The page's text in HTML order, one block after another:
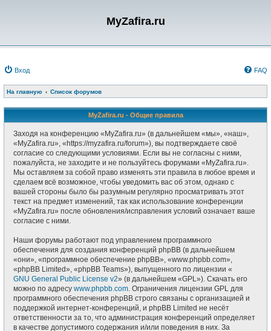
MyZafira.ru
Вход FAQ
На главную Список форумов
MyZafira.ru - Общие правила
Заходя на конференцию «MyZafira.ru» (в дальнейшем «мы», «наш»,
«MyZafira.ru», «https://myzafira.ru/forum»), вы подтверждаете своё
согласие со следующими условиями. Если вы не согласны с ними,
пожалуйста, не заходите и не пользуйтесь форумами «MyZafira.ru».
Мы оставляем за собой право изменять эти правила в любое время и
сделаем всё возможное, чтобы уведомить вас об этом, однако с
вашей стороны было бы разумным регулярно просматривать этот
текст на предмет изменений, так как использование конференции
«MyZafira.ru» после обновления/исправления условий означает ваше
согласие с ними.
Наши форумы работают под управлением программного
обеспечения для создания конференций phpBB (в дальнейшем
«они», «программное обеспечение phpBB», «www.phpbb.com»,
«phpBB Limited», «phpBB Teams»), выпущенного по лицензии «
GNU General Public License v2» (в дальнейшем «GPL»). Скачать его
можно по адресу www.phpbb.com. Ограничения лицензии GPL для
программного обеспечения phpBB строго связаны с организацией и
поддержкой интернет-конференций, и phpBB Limited не несёт
ответственности за то, что администрация конференций определяет
в качестве допустимого содержания и/или поведения в них. За